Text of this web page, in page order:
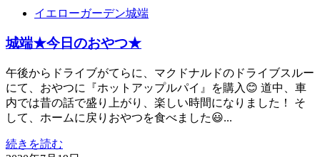
イエローガーデン城端
城端★今日のおやつ★
午後からドライブがてらに、マクドナルドのドライブスルー
にて、おやつに『ホットアップルパイ』を購入😊 道中、車
内では昔の話で盛り上がり、楽しい時間になりました！ そ
して、ホームに戻りおやつを食べました😃...
続きを読む